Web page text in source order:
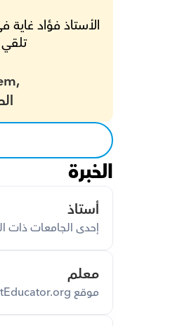
الخبرة
أستاذ
إحدى الجامعات ذات
معلم
موقع ExcellentEducator.org